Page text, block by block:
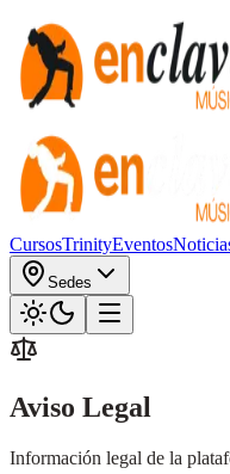
CursosTrinityEventos
Sedes
Aviso Legal
Información legal de la